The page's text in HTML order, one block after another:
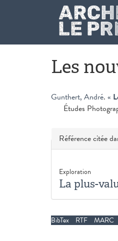
Aller au contenu principal
Les
Gunthert, André. «
Études
Masquer
Référence citée
Exploration
La plus-
BibTex RTF MARC